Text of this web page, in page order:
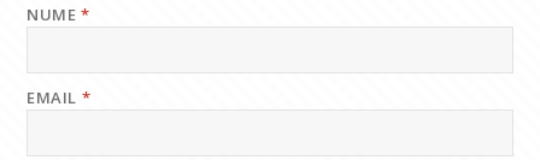
NUME*
EMAIL *